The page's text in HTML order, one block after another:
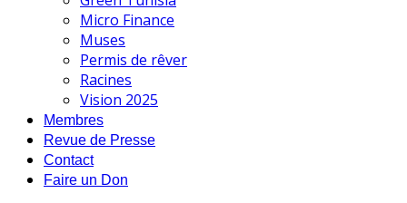
Micro Finance
Muses
Permis de rêver
Racines
Vision 2025
Membres
Revue de Presse
Contact
Faire un Don